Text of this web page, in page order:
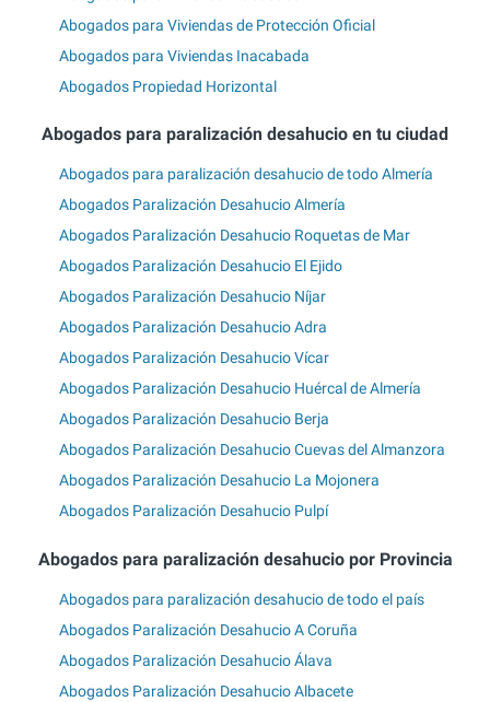
Abogados para Viviendas de Protección Oficial
Abogados para Viviendas Inacabada
Abogados Propiedad Horizontal
Abogados para paralización desahucio en tu ciudad
Abogados para paralización desahucio de todo Almería
Abogados Paralización Desahucio Almería
Abogados Paralización Desahucio Roquetas de Mar
Abogados Paralización Desahucio El Ejido
Abogados Paralización Desahucio Níjar
Abogados Paralización Desahucio Adra
Abogados Paralización Desahucio Vícar
Abogados Paralización Desahucio Huércal de Almería
Abogados Paralización Desahucio Berja
Abogados Paralización Desahucio Cuevas del Almanzora
Abogados Paralización Desahucio La Mojonera
Abogados Paralización Desahucio Pulpí
Abogados para paralización desahucio por Provincia
Abogados para paralización desahucio de todo el país
Abogados Paralización Desahucio A Coruña
Abogados Paralización Desahucio Álava
Abogados Paralización Desahucio Albacete